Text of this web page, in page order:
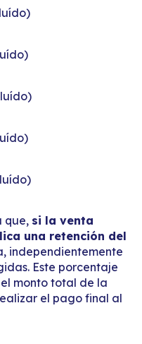
que, si la venta
una retención del
independientemente
Este porcentaje
monto total de la
el pago final al